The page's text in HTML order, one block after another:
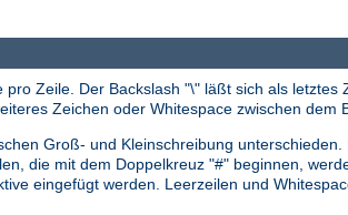
Zeile. Der Backslash "\" läßt sich als
Zeichen oder Whitespace zwischen dem
Groß- und Kleinschreibung
die mit dem Doppelkreuz "#" beginnen,
eingefügt werden. Leerzeilen und